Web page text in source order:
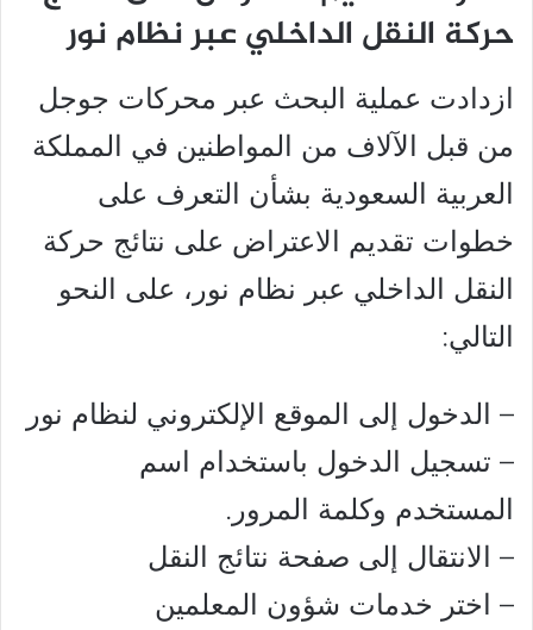
حركة النقل الداخلي عبر نظام نور
ازدادت عملية البحث عبر محركات جوجل
من قبل الآلاف من المواطنين في المملكة
العربية السعودية بشأن التعرف على
خطوات تقديم الاعتراض على نتائج حركة
النقل الداخلي عبر نظام نور، على النحو
التالي:
– الدخول إلى الموقع الإلكتروني لنظام نور
– تسجيل الدخول باستخدام اسم
المستخدم وكلمة المرور.
– الانتقال إلى صفحة نتائج النقل
– اختر خدمات شؤون المعلمين